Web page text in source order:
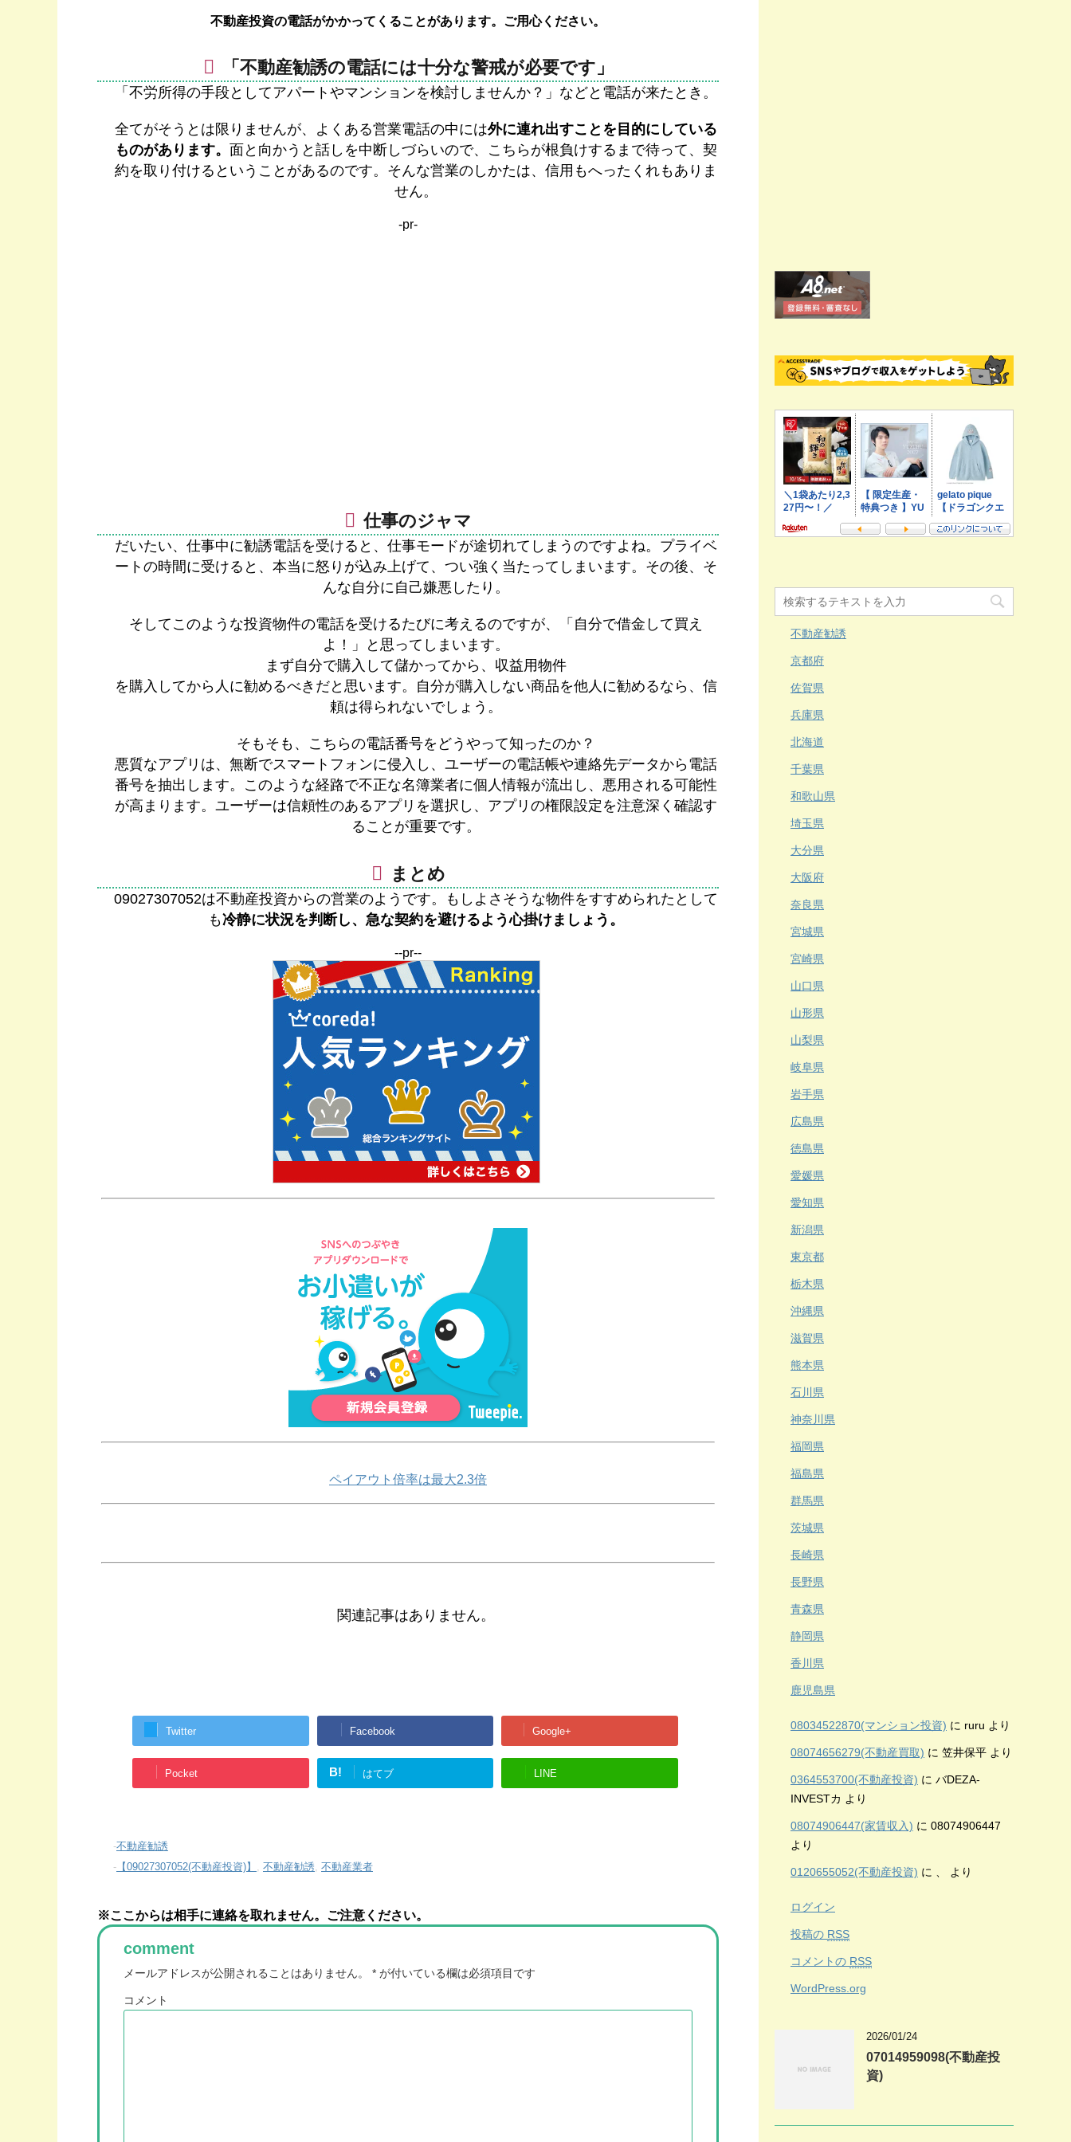
不動産投資の電話がかかってくることがあります。ご用心ください。
「不動産勧誘の電話には十分な警戒が必要です」
「不労所得の手段としてアパートやマンションを検討しませんか？」などと電話が来たとき。
全てがそうとは限りませんが、よくある営業電話の中には外に連れ出すことを目的にしている
ものがあります。 面と向かうと話しを中断しづらいので、こちらが根負けするまで待って、契
約を取り付けるということがあるのです。そんな営業のしかたは、信用もへったくれもありま
せん。
-pr-
仕事のジャマ
だいたい、仕事中に勧誘電話を受けると、仕事モードが途切れてしまうのですよね。プライベ
ートの時間に受けると、本当に怒りが込み上げて、つい強く当たってしまいます。その後、そ
んな自分に自己嫌悪したり。
そしてこのような投資物件の電話を受けるたびに考えるのですが、「自分で借金して買え
よ！」と思ってしまいます。
まず自分で購入して儲かってから、収益用物件
を購入してから人に勧めるべきだと思います。自分が購入しない商品を他人に勧めるなら、信
頼は得られないでしょう。
そもそも、こちらの電話番号をどうやって知ったのか？
悪質なアプリは、無断でスマートフォンに侵入し、ユーザーの電話帳や連絡先データから電話
番号を抽出します。このような経路で不正な名簿業者に個人情報が流出し、悪用される可能性
が高まります。ユーザーは信頼性のあるアプリを選択し、アプリの権限設定を注意深く確認す
ることが重要です。
まとめ
09027307052は不動産投資からの営業のようです。もしよさそうな物件をすすめられたとして
も冷静に状況を判断し、急な契約を避けるよう心掛けましょう。
--pr--
ペイアウト倍率は最大2.3倍
関連記事はありません。
Twitter Facebook Google+
Pocket B! はてブ LINE
-不動産勧誘
- 【09027307052(不動産投資)】 , 不動産勧誘, 不動産業者
※ここからは相手に連絡を取れません。ご注意ください。
comment
メールアドレスが公開されることはありません。 * が付いている欄は必須項目です
コメント
不動産勧誘
京都府
佐賀県
兵庫県
北海道
千葉県
和歌山県
埼玉県
大分県
大阪府
奈良県
宮城県
宮崎県
山口県
山形県
山梨県
岐阜県
岩手県
広島県
徳島県
愛媛県
愛知県
新潟県
東京都
栃木県
沖縄県
滋賀県
熊本県
石川県
神奈川県
福岡県
福島県
群馬県
茨城県
長崎県
長野県
青森県
静岡県
香川県
鹿児島県
08034522870(マンション投資) に ruru より
08074656279(不動産買取) に 笠井保平 より
0364553700(不動産投資) に バDEZA-
INVESTカ より
08074906447(家賃収入) に 08074906447
より
0120655052(不動産投資) に 、 より
ログイン
投稿の RSS
コメントの RSS
WordPress.org
2026/01/24
07014959098(不動産投
資)